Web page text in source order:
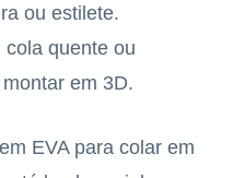
ou estilete.
quente ou
em 3D.
EVA para colar em